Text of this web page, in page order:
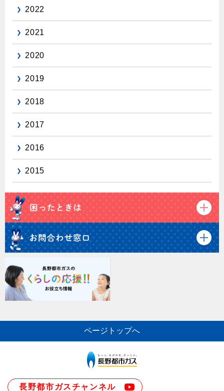
各種手続き
ガス使用開始のご案内
ガス使用停止のご案内
2022
2021
2020
2019
2018
2017
2016
2015
ページトップへ
長野都市ガスチャンネル